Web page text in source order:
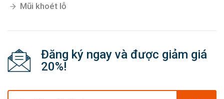
Mũi khoét lỗ
Đăng ký ngay và được giảm giá
20%!